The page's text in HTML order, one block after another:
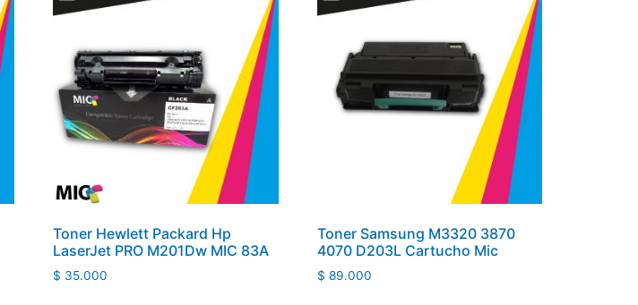
Toner Hewlett Packard Hp
LaserJet PRO M201Dw MIC 83A
$ 35.000
Toner Samsung M3320 3870
4070 D203L Cartucho Mic
$ 89.000